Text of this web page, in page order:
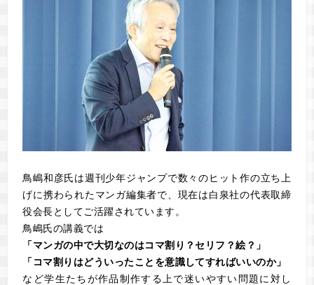
鳥嶋和彦氏は週刊少年ジャンプで数々のヒット作の立ち上
げに携わられたマンガ編集者で、現在は白泉社の代表取締
役会長としてご活躍されています。
鳥嶋氏の講義では
「マンガの中で大切なのはコマ割り？セリフ？絵？」
「コマ割りはどういったことを意識してすればいいのか」
など学生たちが作品制作する上で迷いやすい問題に対し